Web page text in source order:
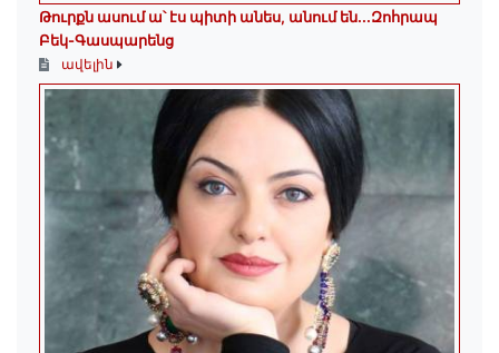
Թուրքն ասում ա՝ էս պիտի անես, անում են․․․Զոհրապ
Բեկ-Գասպարենց
ավելին